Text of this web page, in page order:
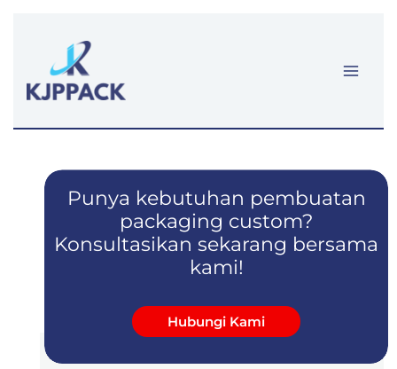
konten
Punya kebutuhan pembuatan
packaging custom?
Konsultasikan sekarang bersama
kami!
Hubungi Kami